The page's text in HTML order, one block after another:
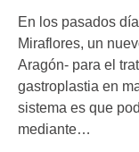
En los pasados
Miraflores, un
Aragón- para el
gastroplastia en
sistema es que
mediante…